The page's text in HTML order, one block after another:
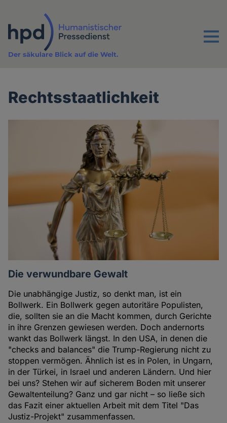
Inhalt
Menu
Der säkulare Blick auf die Welt.
Rechtsstaatlichkeit
Die verwundbare Gewalt
Die unabhängige Justiz, so denkt man, ist ein
Bollwerk. Ein Bollwerk gegen autoritäre Populisten,
die, sollten sie an die Macht kommen, durch Gerichte
in ihre Grenzen gewiesen werden. Doch andernorts
wankt das Bollwerk längst. In den USA, in denen die
"checks and balances" die Trump-Regierung nicht zu
stoppen vermögen. Ähnlich ist es in Polen, in Ungarn,
in der Türkei, in Israel und anderen Ländern. Und hier
bei uns? Stehen wir auf sicherem Boden mit unserer
Gewaltenteilung? Ganz und gar nicht – so ließe sich
das Fazit einer aktuellen Arbeit mit dem Titel "Das
Justiz-Projekt" zusammenfassen.